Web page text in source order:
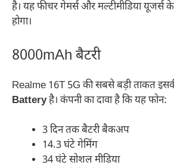
है। यह फीचर गेमर्स और मल्टीमीडिया यूजर्स
होगा।
8000mAh बैटरी
Realme 16T 5G की सबसे बड़ी ताकत
Batteryहै। कंपनी का दावा है कि यह फोन:
3 दिन तक बैटरी बैकअप
14.3 घंटे गेमिंग
34 घंटे सोशल मीडिया